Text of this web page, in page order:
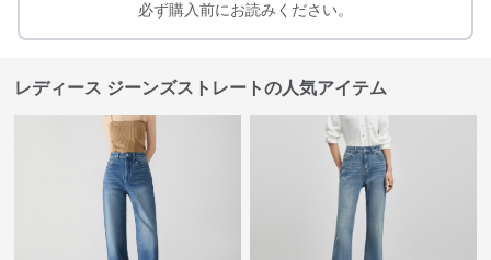
必ず購入前にお読みください。
レディース ジーンズストレートの人気アイテム